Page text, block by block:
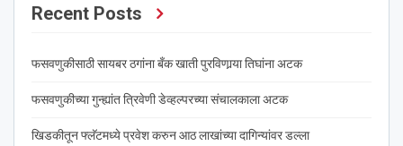
Recent Posts
फसवणुकीसाठी सायबर ठगांना बँक खाती पुरविणार्‍या तिघांना अटक
फसवणुकीच्या गुन्ह्यांत त्रिवेणी डेव्हल्परच्या संचालकाला अटक
खिडकीतून फ्लॅटमध्ये प्रवेश करुन आठ लाखांच्या दागिन्यांवर डल्ला